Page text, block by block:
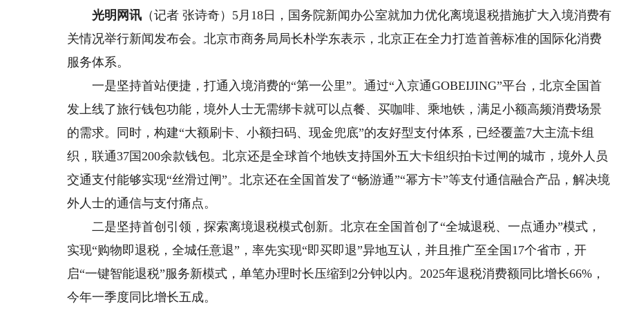
光明网讯 （记者 张诗奇）5月18日，国务院新闻办公室就加力优化离境退税措施扩大入境消费有
关情况举行新闻发布会。北京市商务局局长朴学东表示，北京正在全力打造首善标准的国际化消费
服务体系。
一是坚持首站便捷，打通入境消费的“第一公里”。通过“入京通GOBEIJING”平台，北京全国首
发上线了旅行钱包功能，境外人士无需绑卡就可以点餐、买咖啡、乘地铁，满足小额高频消费场景
的需求。同时，构建“大额刷卡、小额扫码、现金兜底”的友好型支付体系，已经覆盖7大主流卡组
织，联通37国200余款钱包。北京还是全球首个地铁支持国外五大卡组织拍卡过闸的城市，境外人员
交通支付能够实现“丝滑过闸”。北京还在全国首发了“畅游通”“幂方卡”等支付通信融合产品，解决境
外人士的通信与支付痛点。
二是坚持首创引领，探索离境退税模式创新。北京在全国首创了“全城退税、一点通办”模式，
实现“购物即退税，全城任意退”，率先实现“即买即退”异地互认，并且推广至全国17个省市，开
启“一键智能退税”服务新模式，单笔办理时长压缩到2分钟以内。2025年退税消费额同比增长66%，
今年一季度同比增长五成。